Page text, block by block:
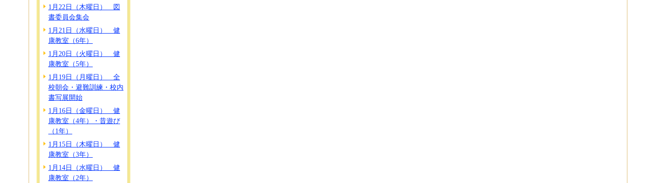
1月22日（木曜日） 図
書委員会集会
1月21日（水曜日） 健
康教室（6年）
1月20日（火曜日） 健
康教室（5年）
1月19日（月曜日） 全
校朝会・避難訓練・校内
書写展開始
1月16日（金曜日） 健
康教室（4年）・昔遊び
（1年）
1月15日（木曜日） 健
康教室（3年）
1月14日（水曜日） 健
康教室（2年）